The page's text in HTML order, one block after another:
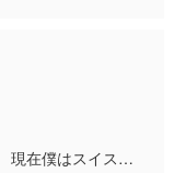
スキー部大村です。 現在僕はスイスSaas-Feeにてトレーニングをしています。 ここでは大回転のトレーニング中心です。 今年からお世...